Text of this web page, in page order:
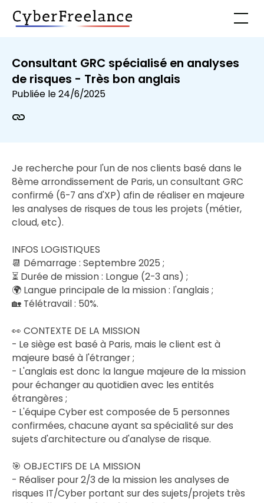
Consultant GRC spécialisé en analyses
de risques - Très bon anglais
Publiée le24/6/2025
Je recherche pour l'un de nos clients basé dans le
8ème arrondissement de Paris, un consultant GRC
confirmé (6-7 ans d'XP) afin de réaliser en majeure
les analyses de risques de tous les projets (métier,
cloud, etc).
INFOS LOGISTIQUES
📆 Démarrage : Septembre 2025 ;
⏳ Durée de mission : Longue (2-3 ans) ;
🌍 Langue principale de la mission : l'anglais ;
🏡 Télétravail : 50%.
👀 CONTEXTE DE LA MISSION
- Le siège est basé à Paris, mais le client est à
majeure basé à l'étranger ;
- L'anglais est donc la langue majeure de la mission
pour échanger au quotidien avec les entités
étrangères ;
- L'équipe Cyber est composée de 5 personnes
confirmées, chacune ayant sa spécialité sur des
sujets d'architecture ou d'analyse de risque.
🎯 OBJECTIFS DE LA MISSION
- Réaliser pour 2/3 de la mission les analyses de
risques IT/Cyber portant sur des sujets/projets très